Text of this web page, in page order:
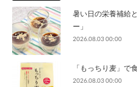
暑い日の栄養補給
ー」
2026.08.03 00:00
「もっちり麦」で
2026.08.03 00:00